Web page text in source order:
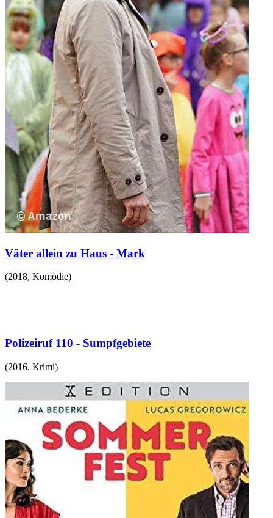
Väter allein zu Haus - Mark
(2018, Komödie)
Polizeiruf 110 - Sumpfgebiete
(2016, Krimi)